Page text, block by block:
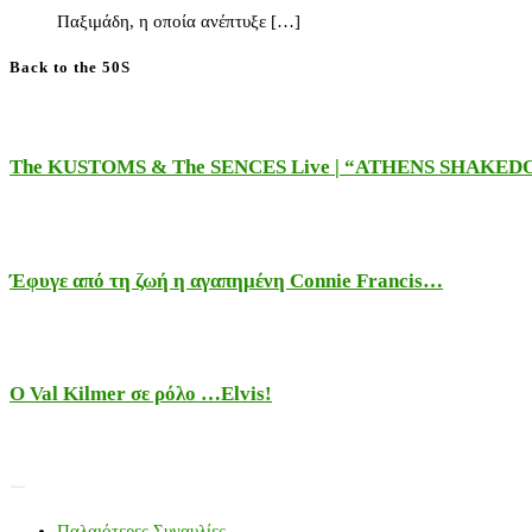
Παξιμάδη, η οποία ανέπτυξε […]
Back to the 50S
The KUSTOMS & The SENCES Live | “ATHENS
Έφυγε από τη ζωή η αγαπημένη Connie Francis…
Ο Val Kilmer σε ρόλο …Elvis!